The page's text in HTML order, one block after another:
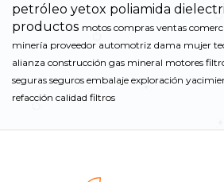
petróleo yetox poliamida
productos motos compras ventas
minería proveedor automotriz dama mujer
alianza construcción gas mineral motores
seguras seguros embalaje exploración
refacción calidad filtros